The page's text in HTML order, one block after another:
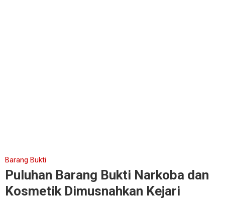
Barang Bukti
Puluhan Barang Bukti Narkoba dan
Kosmetik Dimusnahkan Kejari